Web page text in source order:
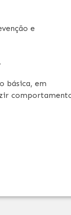
e
básica, em